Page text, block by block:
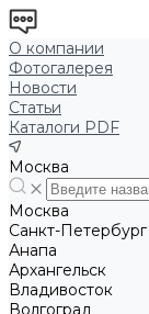
О компании
Фотогалерея
Новости
Статьи
Каталоги PDF
Москва
Москва
Санкт-Петербург
Анапа
Архангельск
Владивосток
Волгоград